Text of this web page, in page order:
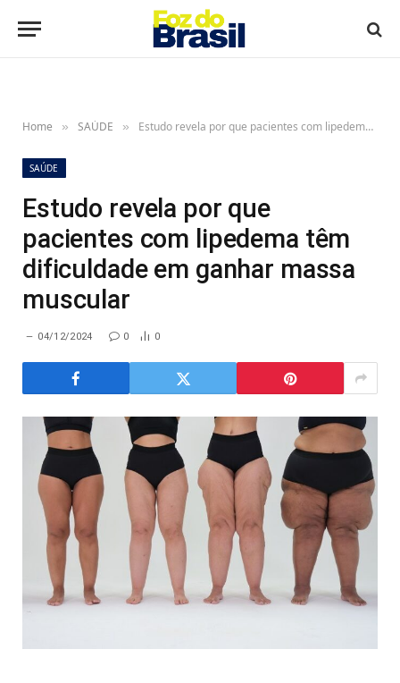
Home » SAÚDE » Estudo revela por que pacientes com lipedema têm dificuldade em ganhar massa muscular
SAÚDE
Estudo revela por que
pacientes com lipedema têm
dificuldade em ganhar massa
muscular
04/12/2024 0 0